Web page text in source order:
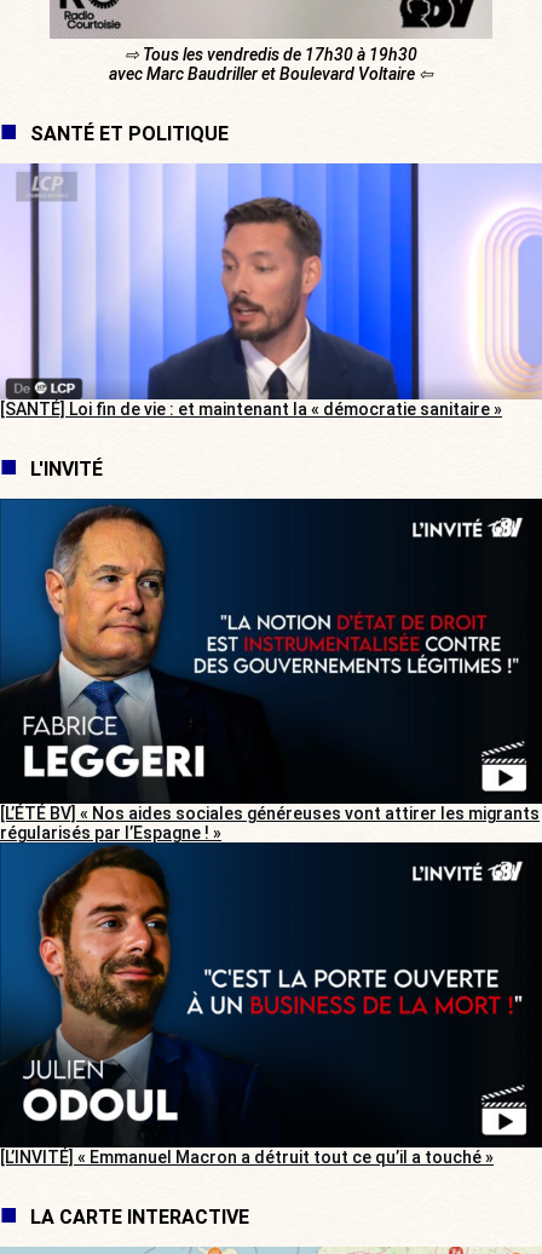
⇨ Tous les vendredis de 17h30 à 19h30
avec Marc Baudriller et Boulevard Voltaire ⇦
SANTÉ ET POLITIQUE
[SANTÉ] Loi fin de vie : et maintenant la « démocratie sanitaire »
L'INVITÉ
[L’ÉTÉ BV] « Nos aides sociales généreuses vont attirer les migrants
régularisés par l’Espagne ! »
[L’INVITÉ] « Emmanuel Macron a détruit tout ce qu’il a touché »
LA CARTE INTERACTIVE